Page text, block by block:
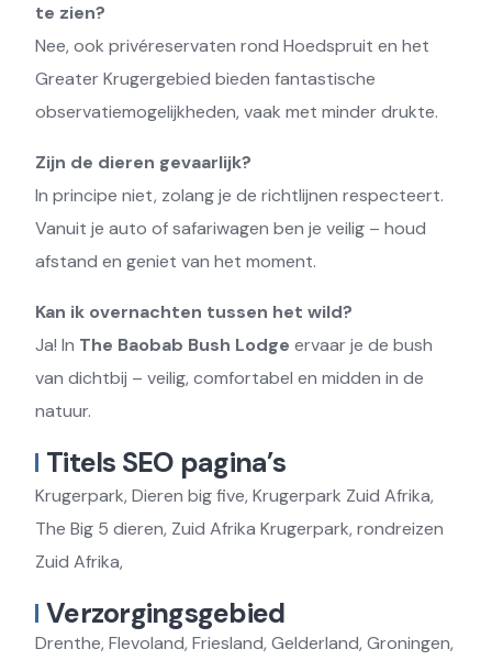
te zien?
Nee, ook privéreservaten rond Hoedspruit en het
Greater Krugergebied bieden fantastische
observatiemogelijkheden, vaak met minder drukte.
Zijn de dieren gevaarlijk?
In principe niet, zolang je de richtlijnen respecteert.
Vanuit je auto of safariwagen ben je veilig – houd
afstand en geniet van het moment.
Kan ik overnachten tussen het wild?
Ja! In The Baobab Bush Lodge ervaar je de bush
van dichtbij – veilig, comfortabel en midden in de
natuur.
Titels SEO pagina’s
Krugerpark, Dieren big five, Krugerpark Zuid Afrika,
The Big 5 dieren, Zuid Afrika Krugerpark, rondreizen
Zuid Afrika,
Verzorgingsgebied
Drenthe, Flevoland, Friesland, Gelderland, Groningen,